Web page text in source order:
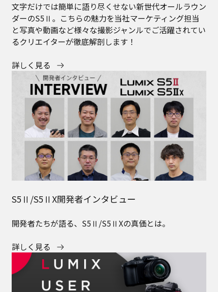
文字だけでは簡単に語り尽くせない新世代オールラウン
ダーのS5Ⅱ。こちらの魅力を当社マーケティング担当
と写真や動画など様々な撮影ジャンルでご活躍されてい
るクリエイターが徹底解剖します！
詳しく見る
S5Ⅱ/S5ⅡX開発者インタビュー
開発者たちが語る、S5Ⅱ/S5ⅡXの真価とは。
詳しく見る